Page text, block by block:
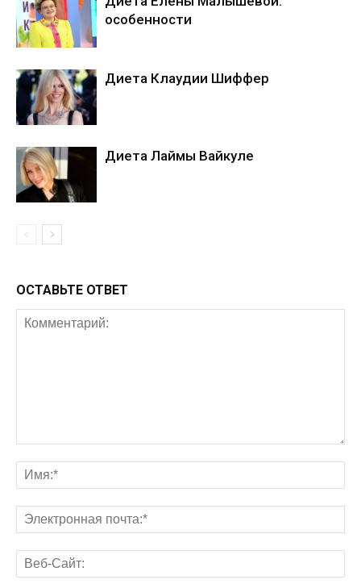
особенности
Диета Клаудии Шиффер
Диета Лаймы Вайкуле
ОСТАВЬТЕ ОТВЕТ